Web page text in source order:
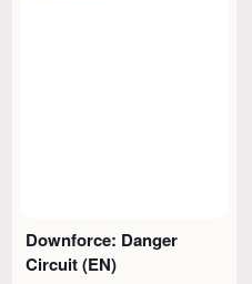
Downforce: Danger
Circuit (EN)